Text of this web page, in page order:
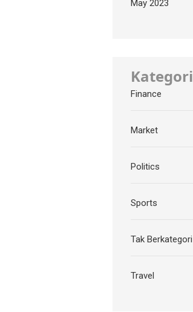
May 2023
Kategori
Finance
Market
Politics
Sports
Tak Berkategori
Travel